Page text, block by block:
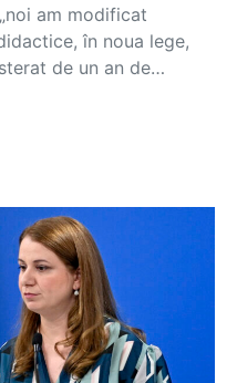
am modificat
în noua lege,
de un an de…